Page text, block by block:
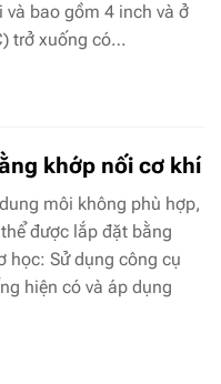
và bao gồm 4 inch và ở
trở xuống có…
khớp nối cơ khí
môi không phù hợp,
được lắp đặt bằng
học: Sử dụng công cụ
hiện có và áp dụng